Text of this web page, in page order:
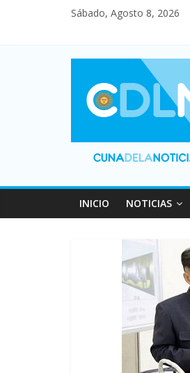
Sábado, Agosto 8, 2026
INICIO NOTICIAS